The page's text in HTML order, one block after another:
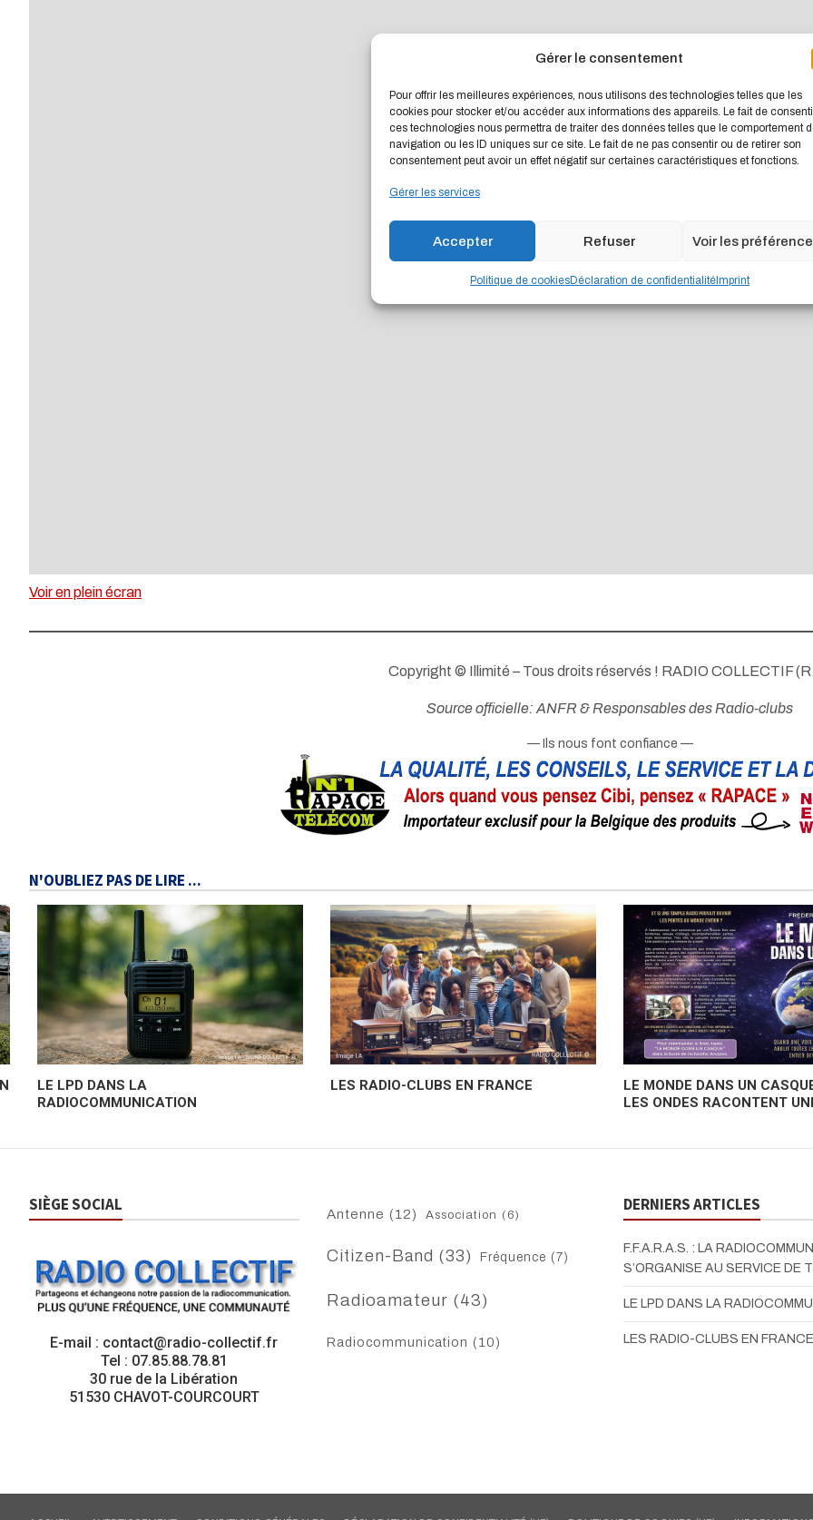
Gérer le consentement
Pour offrir les meilleures expériences, nous utilisons des technologies telles que les
cookies pour stocker et/ou accéder aux informations des appareils. Le fait de
ces technologies nous permettra de traiter des données telles que le comportement
navigation ou les ID uniques sur ce site. Le fait de ne pas consentir ou de retirer son
consentement peut avoir un effet négatif sur certaines caractéristiques et fonctions.
Gérer les services
Accepter Refuser Voir les
Politique de cookiesDéclaration de confidentialitéImprint
Voir en plein écran
Copyright © Illimité – Tous droits réservés ! RADIO COLLECTIF
Source officielle: ANFR & Responsables des Radio-clubs
— Ils nous font confiance —
N'OUBLIEZ PAS DE LIRE ...
LE LPD DANS LA
RADIOCOMMUNICATION
LES RADIO-CLUBS EN FRANCE
LE MONDE DANS UN
LES ONDES RACONTENT
SIÈGE SOCIAL
E-mail : contact@radio-collectif.fr
Tel : 07.85.88.78.81
30 rue de la Libération
51530 CHAVOT-COURCOURT
Antenne (12) Association (6)
Citizen-Band (33) Fréquence (7)
Radioamateur (43)
Radiocommunication (10)
DERNIERS ARTICLES
F.F.A.R.A.S. : LA
S’ORGANISE AU SERVICE DE
LE LPD DANS LA
LES RADIO-CLUBS EN FRANCE